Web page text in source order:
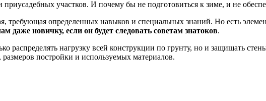
участков. И почему бы не подготовиться к зиме, и не
требующая определенных навыков и специальных знаний. Но есть
даже новичку, если он будет следовать советам знатоков.
распределять нагрузку всей конструкции по грунту, но и защищать
размеров постройки и используемых материалов.